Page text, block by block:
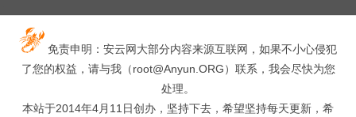
免责申明：安云网大部分内容来源互联网，如果不小心侵犯
了您的权益，请与我（root@Anyun.ORG）联系，我会尽快为您
处理。
本站于2014年4月11日创办，坚持下去，希望坚持每天更新，希